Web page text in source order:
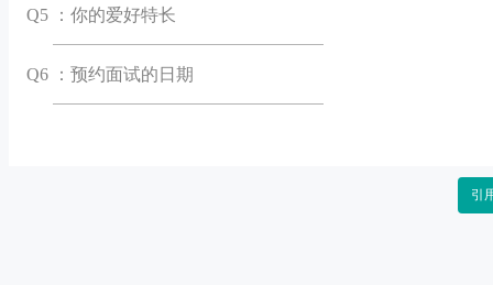
Q5 ：你的爱好特长
Q6 ：预约面试的日期
引